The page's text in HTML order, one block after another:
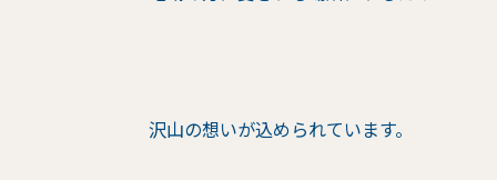
沢山の想いが込められています。